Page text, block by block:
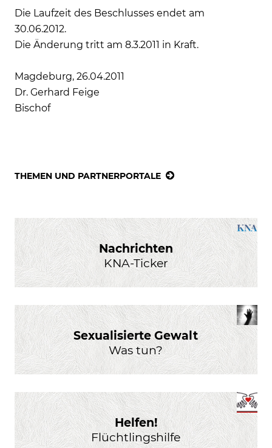
Die Laufzeit des Beschlusses endet am
30.06.2012.
Die Änderung tritt am 8.3.2011 in Kraft.
Magdeburg, 26.04.2011
Dr. Gerhard Feige
Bischof
THEMEN UND PARTNERPORTALE
Nachrichten
KNA-Ticker
Sexualisierte Gewalt
Was tun?
Helfen!
Flüchtlingshilfe